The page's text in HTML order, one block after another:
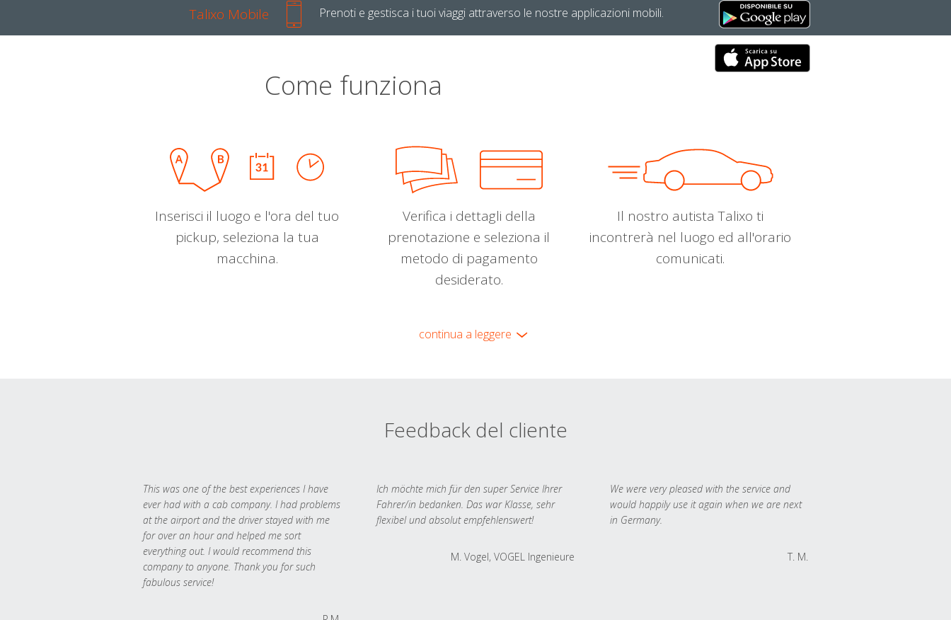
Talixo Mobile Prenoti e gestisca i tuoi viaggi attraverso le nostre applicazioni mobili.
Come funziona
Inserisci il luogo e l'ora del tuo
pickup, seleziona la tua
macchina.
Verifica i dettagli della
prenotazione e seleziona il
metodo di pagamento
desiderato.
Il nostro autista Talixo ti
incontrerà nel luogo ed all'orario
comunicati.
continua a leggere
Feedback del cliente
This was one of the best experiences I have
ever had with a cab company. I had problems
at the airport and the driver stayed with me
for over an hour and helped me sort
everything out. I would recommend this
company to anyone. Thank you for such
fabulous service!
Ich möchte mich für den super Service Ihrer
Fahrer/in bedanken. Das war Klasse, sehr
flexibel und absolut empfehlenswert!
M. Vogel, VOGEL Ingenieure
We were very pleased with the service and
would happily use it again when we are next
in Germany.
T. M.